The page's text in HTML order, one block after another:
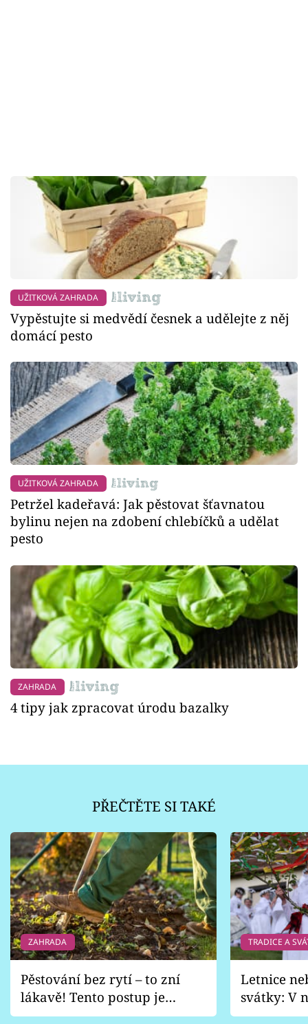
UŽITKOVÁ ZAHRADA
Vypěstujte si medvědí česnek a udělejte z něj
domácí pesto
UŽITKOVÁ ZAHRADA
Petržel kadeřavá: Jak pěstovat šťavnatou
bylinu nejen na zdobení chlebíčků a udělat
pesto
ZAHRADA
4 tipy jak zpracovat úrodu bazalky
PŘEČTĚTE SI TAKÉ
ZAHRADA
Pěstování bez rytí – to zní
lákavě! Tento postup je
vhodný jen pro některé
TRADICE A
Letnice
svátky: V
pondělí